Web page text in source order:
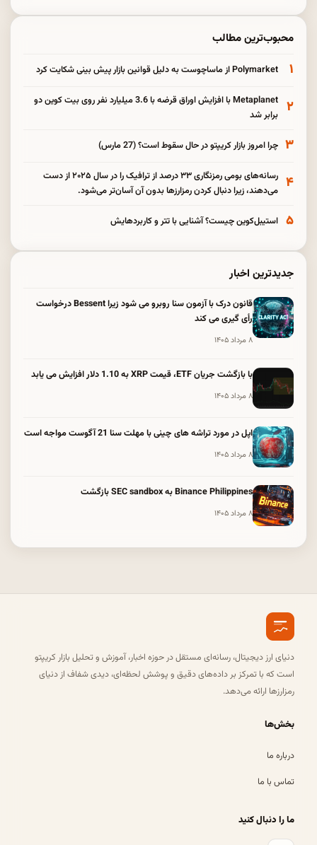
محبوب‌ترین مطالب
۱ Polymarket از ماساچوست به دلیل قوانین بازار پیش بینی شکایت کرد
۲
Metaplanet با افزایش اوراق قرضه با 3.6 میلیارد نفر روی بیت کوین دو
برابر شد
۳ چرا امروز بازار کریپتو در حال سقوط است؟ (27 مارس)
۴
رسانه‌های بومی رمزنگاری ۳۳ درصد از ترافیک را در سال ۲۰۲۵ از دست
می‌دهند، زیرا دنبال کردن رمزارزها بدون آن آسان‌تر می‌شود.
۵ استیبل‌کوین چیست؟ آشنایی با تتر و کاربردهایش
جدیدترین اخبار
قانون درک با آزمون سنا روبرو می شود زیرا Bessent درخواست
رأی گیری می کند
۸ مرداد ۱۴۰۵
با بازگشت جریان ETF، قیمت XRP به 1.10 دلار افزایش می یابد
۸ مرداد ۱۴۰۵
اپل در مورد تراشه های چینی با مهلت سنا 21 آگوست مواجه است
۸ مرداد ۱۴۰۵
Binance Philippines به SEC sandbox بازگشت
۸ مرداد ۱۴۰۵
دنیای ارز دیجیتال، رسانه‌ای مستقل در حوزه اخبار، آموزش و تحلیل بازار کریپتو
است که با تمرکز بر داده‌های دقیق و پوشش لحظه‌ای، دیدی شفاف از دنیای
رمزارزها ارائه می‌دهد.
بخش‌ها
درباره ما
تماس با ما
ما را دنبال کنید